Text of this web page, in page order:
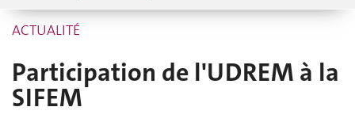
ACTUALITÉ
Participation de l'UDREM à la
SIFEM